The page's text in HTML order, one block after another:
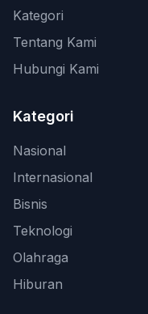
Kategori
Tentang Kami
Hubungi Kami
Kategori
Nasional
Internasional
Bisnis
Teknologi
Olahraga
Hiburan